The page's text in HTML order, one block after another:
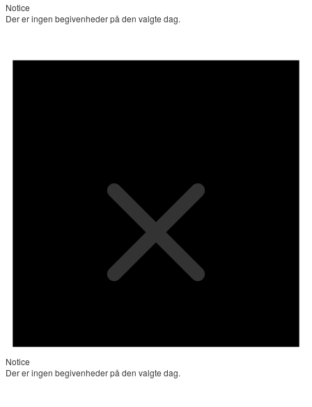
Notice
Der er ingen begivenheder på den valgte dag.
Notice
Der er ingen begivenheder på den valgte dag.